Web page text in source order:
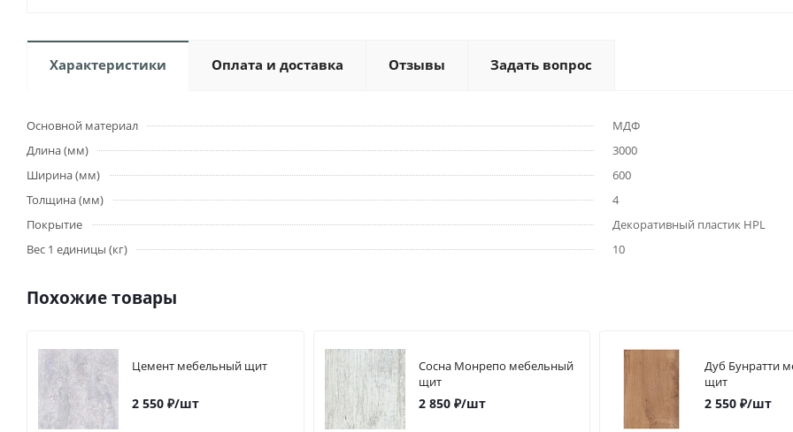
Характеристики Оплата и доставка Отзывы Задать вопрос
Основной материал
МДФ
Длина (мм)
3000
Ширина (мм)
600
Толщина (мм)
4
Покрытие
Декоративный пластик HPL
Вес 1 единицы (кг)
10
Похожие товары
Цемент мебельный щит
2 550 ₽/шт
Сосна Монрепо мебельный
щит
2 850₽/шт
Дуб Бунратти
щит
2 550 ₽/шт